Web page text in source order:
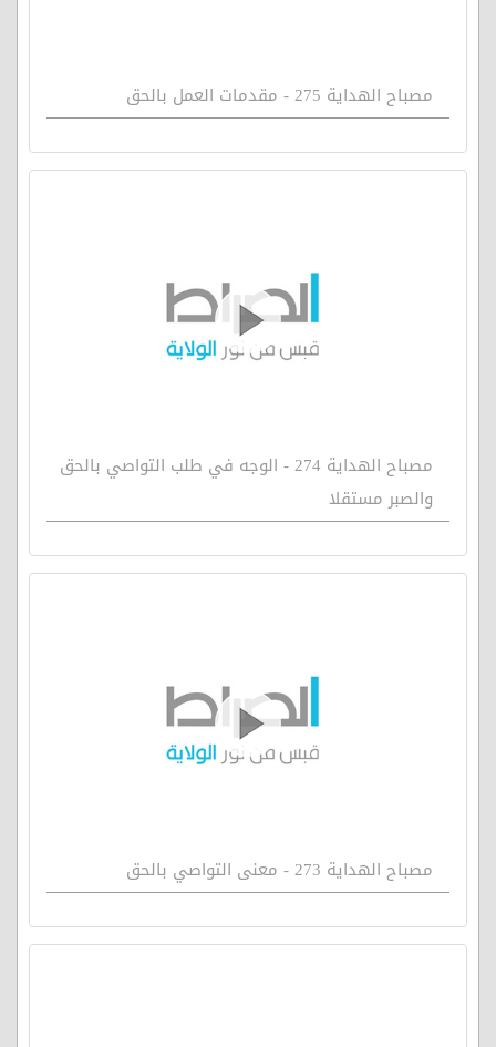
مصباح الهداية 275 - مقدمات العمل بالحق
مصباح الهداية 274 - الوجه في طلب التواصي بالحق
والصبر مستقلا
مصباح الهداية 273 - معنى التواصي بالحق